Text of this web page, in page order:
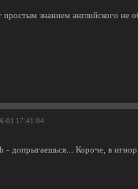
знанием английского не
01 17:41:04
- допрыгаешься... Короче, в игнор